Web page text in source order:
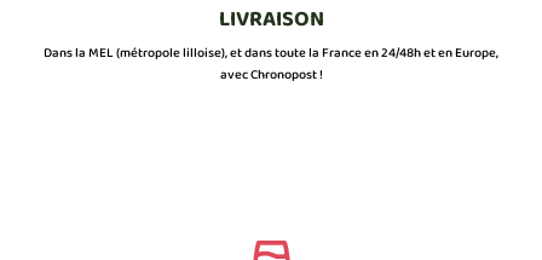
LIVRAISON
Dans la MEL (métropole lilloise), et dans toute la France en 24/48h et en Europe,
avec Chronopost !